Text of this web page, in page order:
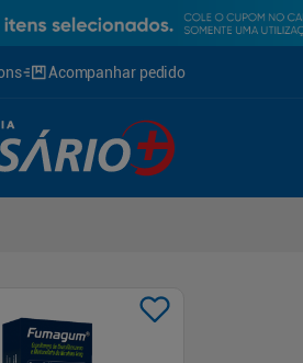
Acompanhar pedido